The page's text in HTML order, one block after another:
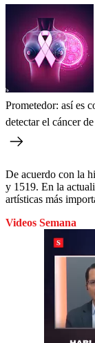
Prometedor: así es
detectar el cáncer
De acuerdo con la
y 1519. En la
artísticas más
Videos Semana